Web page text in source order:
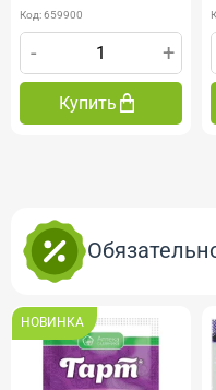
Код: 659900
- +
Купить
НОВИНКА